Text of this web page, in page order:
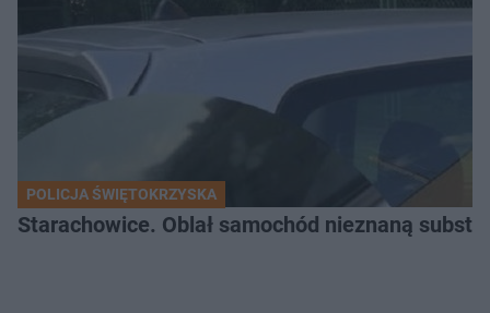
POLICJA ŚWIĘTOKRZYSKA
Starachowice. Oblał samochód nieznaną